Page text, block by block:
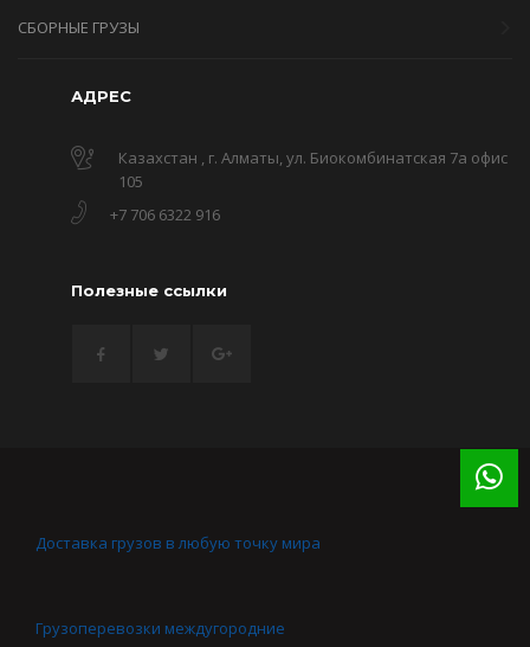
СБОРНЫЕ ГРУЗЫ
АДРЕС
Казахстан , г. Алматы, ул. Биокомбинатская 7а офис
105
+7 706 6322 916
Полезные ссылки
Доставка грузов в любую точку мира
Грузоперевозки междугородние